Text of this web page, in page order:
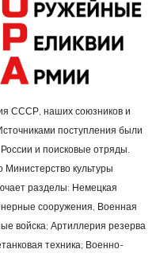
СССР, наших союзников и
поступления были
и поисковые отряды.
Министерство культуры
разделы: Немецкая
сооружения, Военная
войска; Артиллерия резерва
техника; Военно-